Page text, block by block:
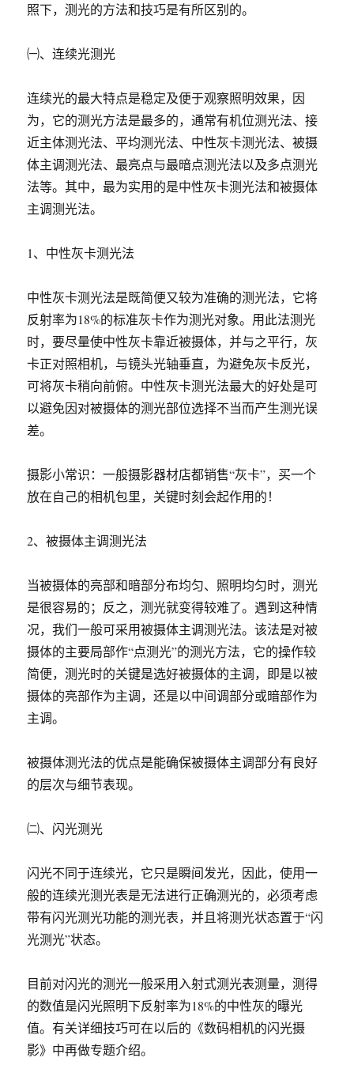
照下，测光的方法和技巧是有所区别的。
㈠、连续光测光
连续光的最大特点是稳定及便于观察照明效果，因
为，它的测光方法是最多的，通常有机位测光法、接
近主体测光法、平均测光法、中性灰卡测光法、被摄
体主调测光法、最亮点与最暗点测光法以及多点测光
法等。其中，最为实用的是中性灰卡测光法和被摄体
主调测光法。
1、中性灰卡测光法
中性灰卡测光法是既简便又较为准确的测光法，它将
反射率为18%的标准灰卡作为测光对象。用此法测光
时，要尽量使中性灰卡靠近被摄体，并与之平行，灰
卡正对照相机，与镜头光轴垂直，为避免灰卡反光，
可将灰卡稍向前俯。中性灰卡测光法最大的好处是可
以避免因对被摄体的测光部位选择不当而产生测光误
差。
摄影小常识：一般摄影器材店都销售“灰卡”，买一个
放在自己的相机包里，关键时刻会起作用的！
2、被摄体主调测光法
当被摄体的亮部和暗部分布均匀、照明均匀时，测光
是很容易的；反之，测光就变得较难了。遇到这种情
况，我们一般可采用被摄体主调测光法。该法是对被
摄体的主要局部作“点测光”的测光方法，它的操作较
简便，测光时的关键是选好被摄体的主调，即是以被
摄体的亮部作为主调，还是以中间调部分或暗部作为
主调。
被摄体测光法的优点是能确保被摄体主调部分有良好
的层次与细节表现。
㈡、闪光测光
闪光不同于连续光，它只是瞬间发光，因此，使用一
般的连续光测光表是无法进行正确测光的，必须考虑
带有闪光测光功能的测光表，并且将测光状态置于“闪
光测光”状态。
目前对闪光的测光一般采用入射式测光表测量，测得
的数值是闪光照明下反射率为18%的中性灰的曝光
值。有关详细技巧可在以后的《数码相机的闪光摄
影》中再做专题介绍。